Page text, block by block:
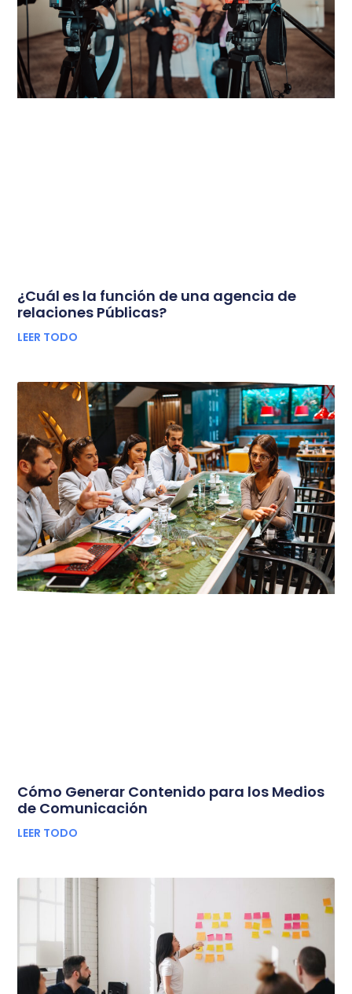
¿Cuál es la función de una agencia de
relaciones Públicas?
LEER TODO
Cómo Generar Contenido para los Medios
de Comunicación
LEER TODO